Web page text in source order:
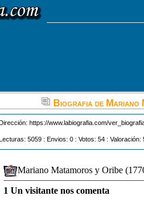
Biografia de Mariano
https://www.labiografia.com/
5059 : Envios: 0 : Votos: 54 : Valoración:
Mariano Matamoros y Oribe
1 Un visitante nos comenta